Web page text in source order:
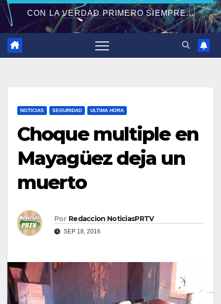
CON LA VERDAD PRIMERO SIEMPRE...
NOTICIAS SEGURIDAD ULTIMA HORA
Choque multiple en
Mayagüez deja un
muerto
Por Redaccion NoticiasPRTV
SEP 18, 2016